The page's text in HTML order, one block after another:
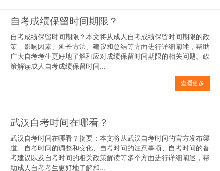
自考成绩保留时间期限？
自考成绩保留时间期限？本文将从成人自考成绩保留时间期限的政
策、影响因素、延长方法、建议和总结等方面进行详细阐述，帮助
广大自考考生更好地了解和应对成绩保留时间期限的相关问题。政
策解读成人自考成绩保留时间...
查看更多
武汉自考时间在哪看？
武汉自考时间在哪看？摘要：本文将从武汉自考时间的官方发布渠
道、自考时间的调整和变化、自考时间的注意事项、自考时间的备
考建议以及自考时间的相关政策解读等多个方面进行详细阐述，帮
助成人自考考生更好地了解和...